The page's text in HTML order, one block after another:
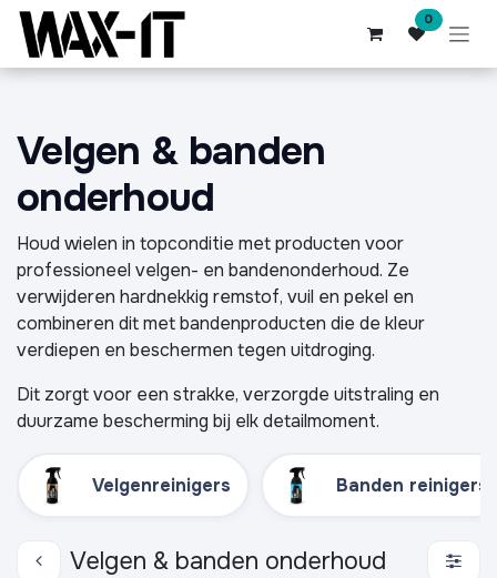
Overslaan naar inhoud 0
Velgen & banden
onderhoud
Houd wielen in topconditie met producten voor
professioneel velgen- en bandenonderhoud. Ze
verwijderen hardnekkig remstof, vuil en pekel en
combineren dit met bandenproducten die de kleur
verdiepen en beschermen tegen uitdroging.
Dit zorgt voor een strakke, verzorgde uitstraling en
duurzame bescherming bij elk detailmoment.
Velgenreinigers Banden reinigers
Velgen & banden onderhoud